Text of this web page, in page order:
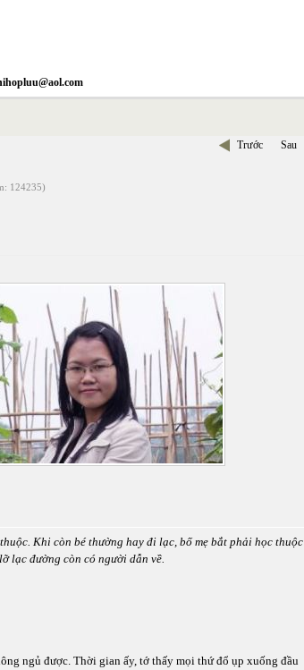
Trước Sau
124235)
Khi còn bé thường hay đi lạc, bố mẹ bắt phải học thuộc
lạc đường còn có người dẫn về.
ngủ được. Thời gian ấy, tớ thấy mọi thứ đổ ụp xuống đầu